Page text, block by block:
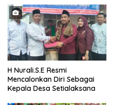
Air Laut di Laut yang Bersih
H Nurali.S.E Resmi
Mencalonkan Diri Sebagai
Kepala Desa Setialaksana